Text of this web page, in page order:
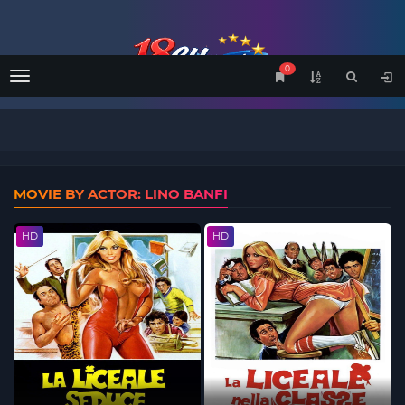
Menu
0
MOVIE BY ACTOR: LINO BANFI
HD HD